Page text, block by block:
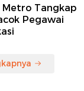
Tangkap
Pegawai